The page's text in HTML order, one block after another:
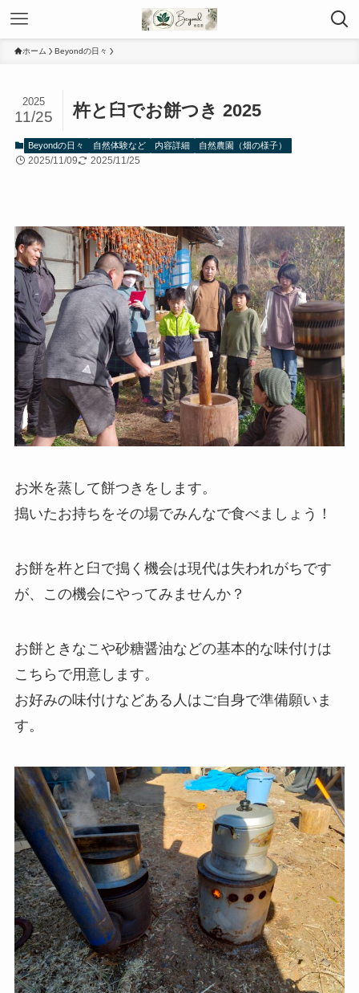
ホーム Beyondの日々
杵と臼でお餅つき 2025
2025
11/25
Beyondの日々 自然体験など 内容詳細 自然農園（畑の様子）
2025/11/09 2025/11/25
お米を蒸して餅つきをします。
搗いたお持ちをその場でみんなで食べましょう！
お餅を杵と臼で搗く機会は現代は失われがちです
が、この機会にやってみませんか？
お餅ときなこや砂糖醤油などの基本的な味付けは
こちらで用意します。
お好みの味付けなどある人はご自身で準備願いま
す。